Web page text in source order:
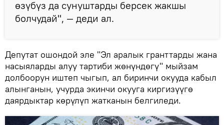
өзүбүз да сунуштарды берсек жакшы
болчудай", — деди ал.
Депутат ошондой эле "Эл аралык гранттарды жана
насыяларды алуу тартиби жөнүндөгү" мыйзам
долбоорун иштеп чыгып, ал биринчи окууда кабыл
алынганын, учурда экинчи окууга киргизүүгө
даярдыктар көрүлүп жатканын белгиледи.